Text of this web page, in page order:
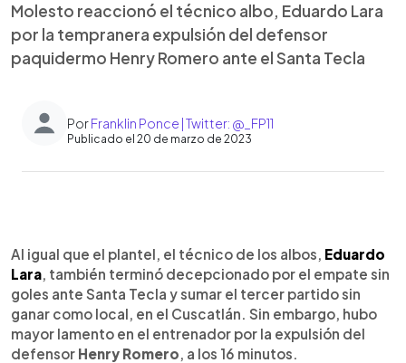
Molesto reaccionó el técnico albo, Eduardo Lara
por la tempranera expulsión del defensor
paquidermo Henry Romero ante el Santa Tecla
PorFranklin Ponce | Twitter: @_FP11
Publicado el 20 de marzo de 2023
► Escuchar artículo
Al igual que el plantel, el técnico de los albos, Eduardo
Lara, también terminó decepcionado por el empate sin
goles ante Santa Tecla y sumar el tercer partido sin
ganar como local, en el Cuscatlán. Sin embargo, hubo
mayor lamento en el entrenador por la expulsión del
defensor Henry Romero, a los 16 minutos.